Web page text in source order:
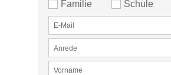
Familie Schule